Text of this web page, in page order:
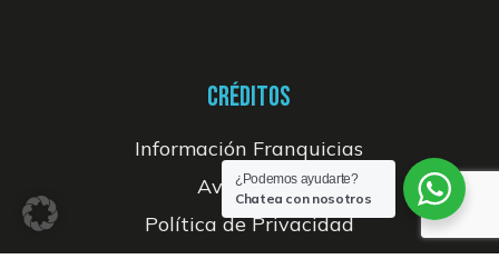
CRÉDITOS
Información Franquicias
Aviso legal
Política de Privacidad
Política de Cookies
¿Podemos ayudarte?
Chatea con nosotros